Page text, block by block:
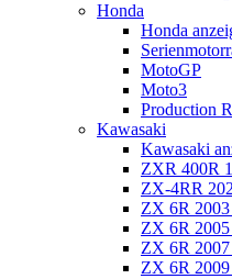
Honda
Honda
MotoGP
Moto3
Production
Kawasaki
Kawasaki
ZXR 400R
ZX-4RR
ZX 6R
ZX 6R
ZX 6R
ZX 6R